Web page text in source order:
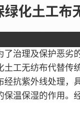
绿化土工
了治理及保护恶劣
土工无纺布代替传
经抗紫外线处理，
温保湿的作用。